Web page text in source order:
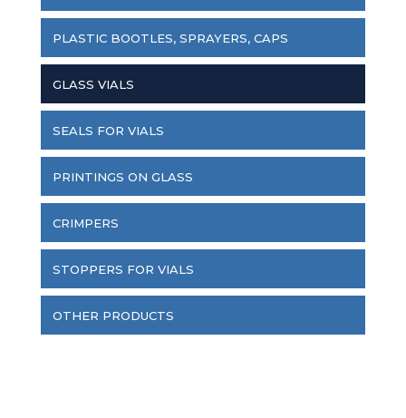
PLASTIC BOOTLES, SPRAYERS, CAPS
GLASS VIALS
SEALS FOR VIALS
PRINTINGS ON GLASS
CRIMPERS
STOPPERS FOR VIALS
OTHER PRODUCTS